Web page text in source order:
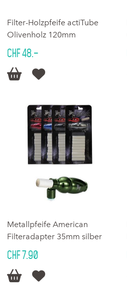
Filter-Holzpfeife actiTube
Olivenholz 120mm
CHF 48.–
 
Metallpfeife American
Filteradapter 35mm silber
CHF 7.90
 